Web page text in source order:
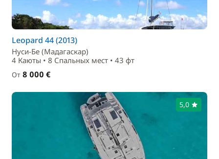
Leopard 44 (2013)
Нуси-Бе (Мадагаскар)
4 Каюты • 8 Спальныx мест • 43 фт
От 8 000 €
5,0